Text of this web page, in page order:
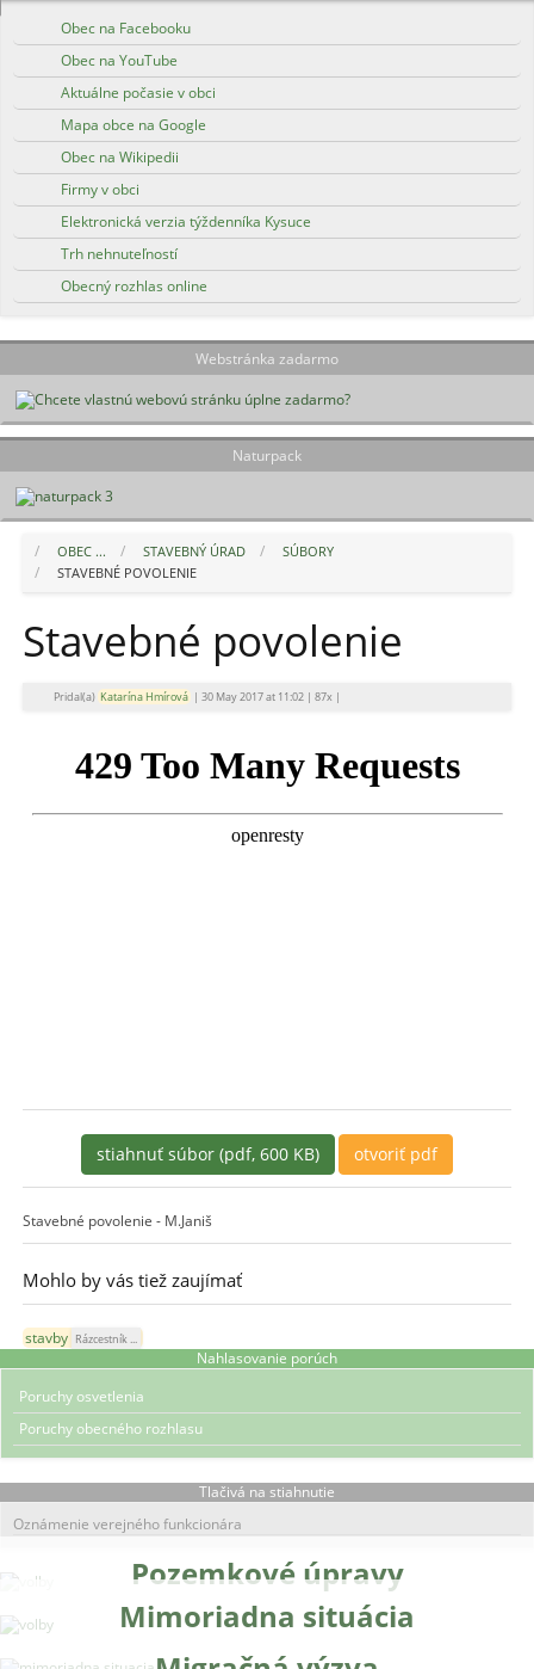
Obec na Facebooku
Obec na YouTube
Aktuálne počasie v obci
Mapa obce na Google
Obec na Wikipedii
Firmy v obci
Elektronická verzia týždenníka Kysuce
Trh nehnuteľností
Obecný rozhlas online
Webstránka zadarmo
Naturpack
OBEC ... STAVEBNÝ ÚRAD
SÚBORY
STAVEBNÉ POVOLENIE
Stavebné povolenie
Pridal(a) Katarína Hmírová |30 May 2017 at 11:02 |87x |
stiahnuť súbor (pdf, 600 KB) otvoriť pdf
Stavebné povolenie - M.Janiš
Mohlo by vás tiež zaujímať
stavby Rázcestník ...
Nahlasovanie porúch
Poruchy osvetlenia
Poruchy obecného rozhlasu
Tlačivá na stiahnutie
Oznámenie verejného funkcionára
Pozemkové úpravy
Mimoriadna situácia